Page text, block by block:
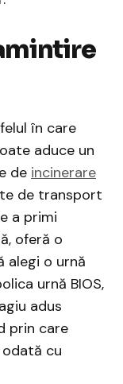
în care
aduce un
de incinerare
de transport
a primi
oferă o
alegi o urnă
urnă BIOS,
adus
prin care
cu